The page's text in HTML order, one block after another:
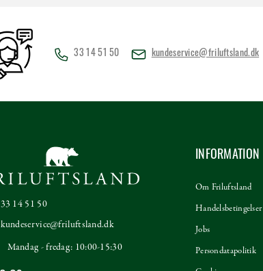
33 14 51 50 kundeservice@friluftsland.dk
33 14 51 50
kundeservice@friluftsland.dk
Mandag - fredag: 10:00-15:30
INFORMATION
Om Friluftsland
Handelsbetingelser
Jobs
Persondatapolitik